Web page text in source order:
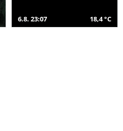
6.8. 23:07 18,4 °C